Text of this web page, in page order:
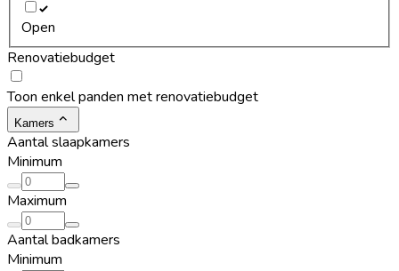
Open
Renovatiebudget
Toon enkel panden met renovatiebudget
Kamers
Aantal slaapkamers
Minimum
Maximum
Aantal badkamers
Minimum